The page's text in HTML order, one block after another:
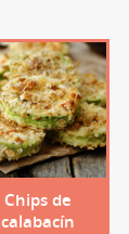
Chips de
calabacín